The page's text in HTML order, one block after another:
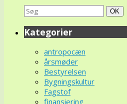
Search
for:
Søg
OK
Kategorier
antropocæn
årsmøder
Bestyrelsen
Bygningskultur
Fagstof
finansiering